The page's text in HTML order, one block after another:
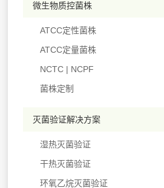
微生物质控菌株
ATCC定性菌株
ATCC定量菌株
NCTC | NCPF
菌株定制
灭菌验证解决方案
湿热灭菌验证
干热灭菌验证
环氧乙烷灭菌验证